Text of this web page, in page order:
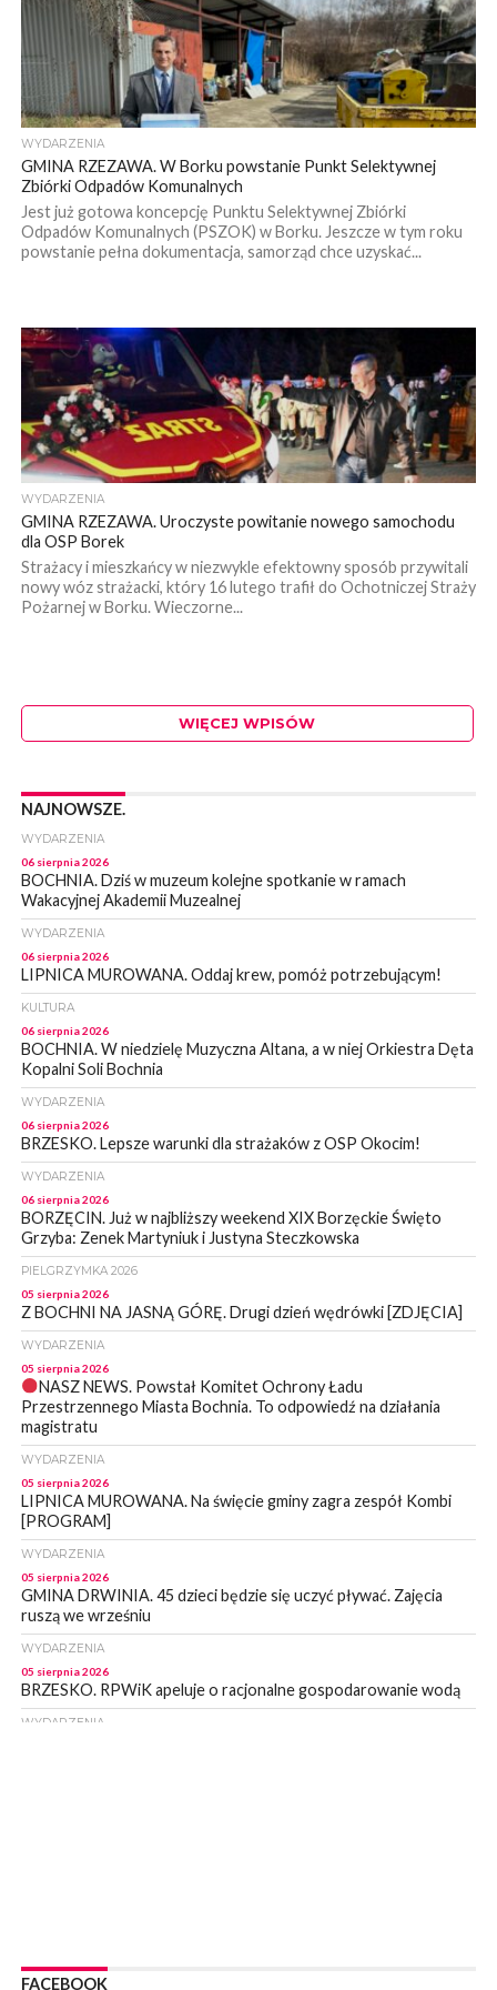
WYDARZENIA
GMINA RZEZAWA. W Borku powstanie Punkt Selektywnej
Zbiórki Odpadów Komunalnych
Jest już gotowa koncepcję Punktu Selektywnej Zbiórki
Odpadów Komunalnych (PSZOK) w Borku. Jeszcze w tym roku
powstanie pełna dokumentacja, samorząd chce uzyskać...
WYDARZENIA
GMINA RZEZAWA. Uroczyste powitanie nowego samochodu
dla OSP Borek
Strażacy i mieszkańcy w niezwykle efektowny sposób przywitali
nowy wóz strażacki, który 16 lutego trafił do Ochotniczej Straży
Pożarnej w Borku. Wieczorne...
WIĘCEJ WPISÓW
NAJNOWSZE.
WYDARZENIA
06 sierpnia 2026
BOCHNIA. Dziś w muzeum kolejne spotkanie w ramach
Wakacyjnej Akademii Muzealnej
WYDARZENIA
06 sierpnia 2026
LIPNICA MUROWANA. Oddaj krew, pomóż potrzebującym!
KULTURA
06 sierpnia 2026
BOCHNIA. W niedzielę Muzyczna Altana, a w niej Orkiestra Dęta
Kopalni Soli Bochnia
WYDARZENIA
06 sierpnia 2026
BRZESKO. Lepsze warunki dla strażaków z OSP Okocim!
WYDARZENIA
06 sierpnia 2026
BORZĘCIN. Już w najbliższy weekend XIX Borzęckie Święto
Grzyba: Zenek Martyniuk i Justyna Steczkowska
PIELGRZYMKA 2026
05 sierpnia 2026
Z BOCHNI NA JASNĄ GÓRĘ. Drugi dzień wędrówki [ZDJĘCIA]
WYDARZENIA
05 sierpnia 2026
NASZ NEWS. Powstał Komitet Ochrony Ładu
Przestrzennego Miasta Bochnia. To odpowiedź na działania
magistratu
WYDARZENIA
05 sierpnia 2026
LIPNICA MUROWANA. Na święcie gminy zagra zespół Kombi
[PROGRAM]
WYDARZENIA
05 sierpnia 2026
GMINA DRWINIA. 45 dzieci będzie się uczyć pływać. Zajęcia
ruszą we wrześniu
WYDARZENIA
05 sierpnia 2026
BRZESKO. RPWiK apeluje o racjonalne gospodarowanie wodą
WYDARZENIA
WYDARZENIA
FACEBOOK